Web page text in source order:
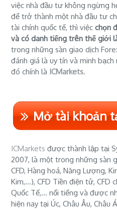
việc nhà đầu tư không ngừng
để trở thành một nhà đầu tư
tài chính quốc tế, thì việcchọn
và có danh tiếng trên thế giới
trong những sàn giao dịch
đánh giá là uy tín và minh
đó chính là ICMarkets.
Mở tài khoản
ICMarkets được thành lập tại
2007, là một trong những sàn
CFD, Hàng hoá, Năng Lượng,
Kim,...), CFD Tiền điện tử, CFD
Quốc Tế,... nổi tiếng và được
hiện nay tại Úc, Châu Âu, Châu